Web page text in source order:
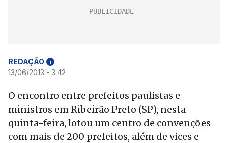
REDAÇÃO i
13/06/2013 - 3:42
O encontro entre prefeitos paulistas e
ministros em Ribeirão Preto (SP), nesta
quinta-feira, lotou um centro de convenções
com mais de 200 prefeitos, além de vices e